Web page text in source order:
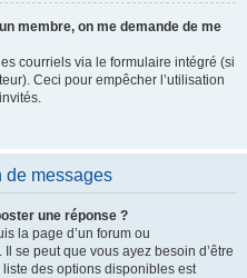
membre, on me demande de me
courriels via le formulaire intégré (si
Ceci pour empêcher l’utilisation
de messages
une réponse ?
la page d’un forum ou
se peut que vous ayez besoin d’être
des options disponibles est